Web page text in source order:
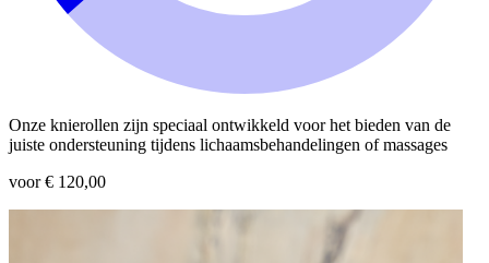
Onze knierollen zijn speciaal ontwikkeld voor het bieden van de
juiste ondersteuning tijdens lichaamsbehandelingen of massages
voor € 120,00